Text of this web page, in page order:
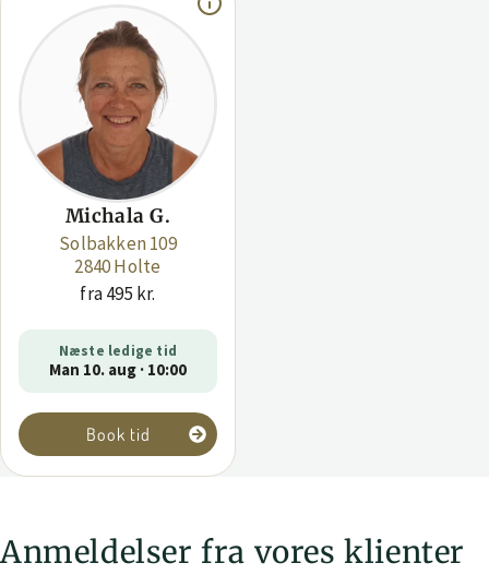
Michala G.
Solbakken 109
2840 Holte
fra 495 kr.
Næste ledige tid
Man 10. aug · 10:00
Book tid
Anmeldelser fra vores klienter